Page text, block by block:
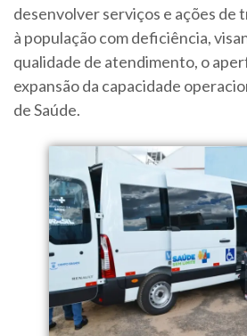
desenvolver serviços e ações de
à população com deficiência,
qualidade de atendimento, o
expansão da capacidade
de Saúde.